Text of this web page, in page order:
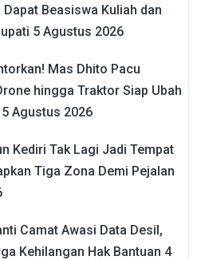
Beasiswa Kuliah dan
5 Agustus 2026
Mas Dhito Pacu
hingga Traktor Siap Ubah
5 Agustus 2026
Kediri Tak Lagi Jadi Tempat
Tiga Zona Demi Pejalan
Camat Awasi Data Desil,
Kehilangan Hak Bantuan 4